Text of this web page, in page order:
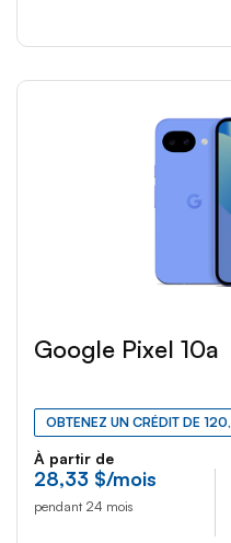
Google Pixel 10a
OBTENEZ UN CRÉDIT DE
À partir de
28,33 $/mois
pendant 24 mois